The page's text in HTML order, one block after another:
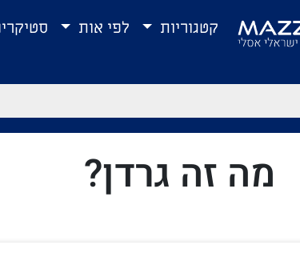
קטגוריות לפי אות
מה זה גרדן?